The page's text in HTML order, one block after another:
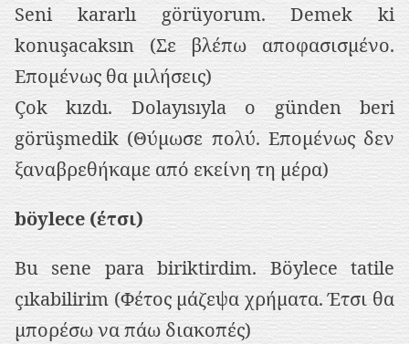
Seni kararlı görüyorum. Demek ki
konuşacaksın (Σε βλέπω αποφασισμένο.
Επομένως θα μιλήσεις)
Çok kızdı. Dolayısıyla o günden beri
görüşmedik (Θύμωσε πολύ. Επομένως δεν
ξαναβρεθήκαμε από εκείνη τη μέρα)
böylece (έτσι)
Bu sene para biriktirdim. Böylece tatile
çıkabilirim (Φέτος μάζεψα χρήματα. Έτσι θα
μπορέσω να πάω διακοπές)